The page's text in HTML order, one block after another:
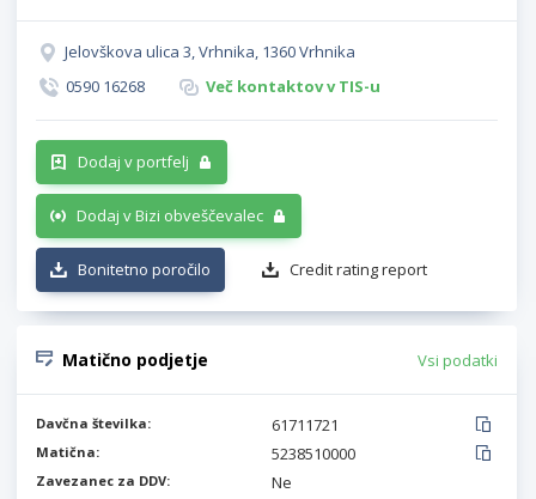
Jelovškova ulica 3, Vrhnika, 1360 Vrhnika
0590 16268
Več kontaktov v TIS-u
Dodaj v portfelj
Dodaj v Bizi obveščevalec
Bonitetno poročilo Credit rating report
Matično podjetje Vsi podatki
Davčna številka: 61711721
Matična: 5238510000
Zavezanec za DDV: Ne